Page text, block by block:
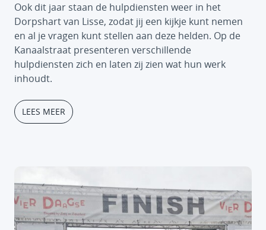
Ook dit jaar staan de hulpdiensten weer in het
Dorpshart van Lisse, zodat jij een kijkje kunt nemen
en al je vragen kunt stellen aan deze helden. Op de
Kanaalstraat presenteren verschillende
hulpdiensten zich en laten zij zien wat hun werk
inhoudt.
LEES MEER